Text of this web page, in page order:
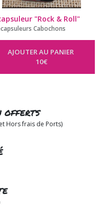
"Rock & Roll"
Cabochons
AJOUTER AU PANIER
10€
Hors frais de Ports)